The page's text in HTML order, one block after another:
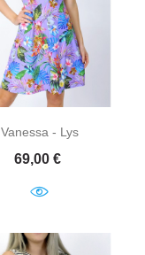
Vanessa - Lys
Prix
69,00 €